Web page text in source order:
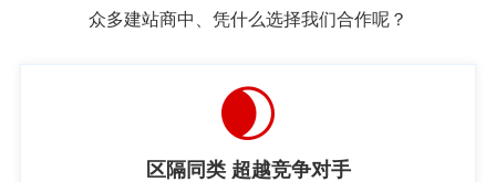
CSRF、暴力破解等攻击，并
管理，全站SEO，URL规则
众多建站商中、凭什么选择我们合作呢？
区隔同类 超越竞争对手